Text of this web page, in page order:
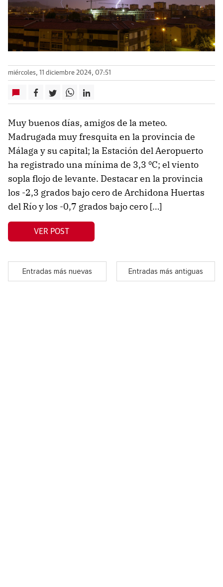
miércoles, 11 diciembre 2024, 07:51
Muy buenos días, amigos de la meteo.
Madrugada muy fresquita en la provincia de
Málaga y su capital; la Estación del Aeropuerto
ha registrado una mínima de 3,3 ºC; el viento
sopla flojo de levante. Destacar en la provincia
los -2,3 grados bajo cero de Archidona Huertas
del Río y los -0,7 grados bajo cero […]
VER POST
Entradas más nuevas Entradas más antiguas